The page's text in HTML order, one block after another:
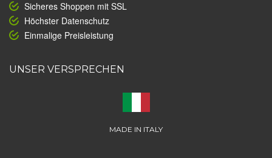
Sicheres Shoppen mit SSL
Höchster Datenschutz
Einmalige Preisleistung
UNSER VERSPRECHEN
MADE IN ITALY